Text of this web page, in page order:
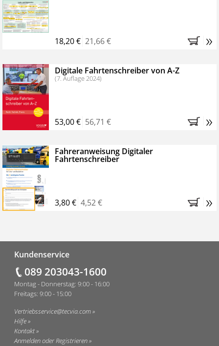
Bestellen Sie jetzt das VerkehrsRundschau Profipaket im
Kennenlern-Abo für zwei Monate (inkl. der derzeitig
Monaten brauchen Sie nichts weiter tun, das
Abonnement endet automatisch, es entstehen keine
weiteren Verpflichtungen.
18,20 € 21,66 € »
Digitale Fahrtenschreiber von A-Z
(7. Auflage 2024)
53,00 € 56,71 € »
Fahreranweisung Digitaler
Fahrtenschreiber
3,80 € 4,52 € »
Kundenservice
089 203043-1600
Montag - Donnerstag: 9:00 - 16:00
Freitags: 9:00 - 15:00
Vertriebsservice@tecvia.com
Hilfe
Kontakt
Anmelden oder Registrieren